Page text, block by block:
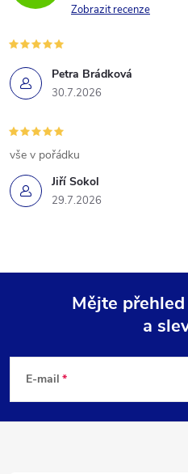
Zobrazit recenze
Petra Brádková
30.7.2026
Jiří Sokol
29.7.2026
vše v pořádku
p
Mějte
a
E-mail